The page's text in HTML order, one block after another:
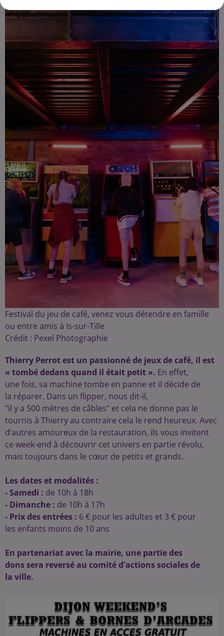
Festival du jeu de café, venez vous détendre en famille
ou entre amis à Is-sur-Tille
Crédit : Pexel Photographie
Thierry Perrotest un passionné de jeuxdecafé, il est
« tombé dedans quand il était petit ». En effet,
une fois, sa machine tombe en panne et il décide de
la réparer. Dans un flipper, nous dit-il,
"il ya 500 mètres de câbles" et cela ne donne pas le
tournis à Thierry au contraire cela le rend heureux. Avec
d’autres amoureux de la restauration, ils vous invitent
ce week-end à découvrir cet univers en partie révolu,
mais toujours dans le cœur de petits et grands.
Lesdateset modalités :
- Samedi : de 10h à 18h
- Dimanche : de 10h à 17h
- Prixdesentrées : 6 € pour les adultes et 3 € pour
les enfants moins de 10ans
En partenariatavec la mairie, une partie des
dons sera reversé au comitéd'actions sociales de
la ville.